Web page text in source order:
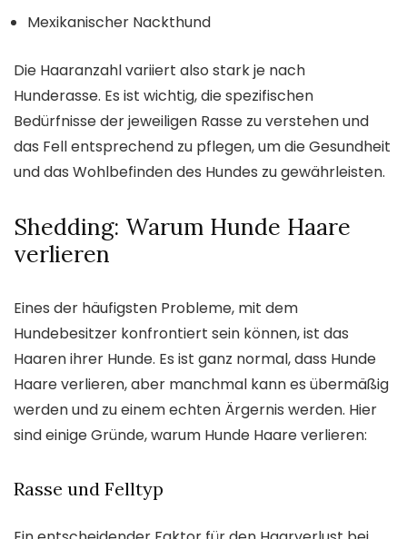
Mexikanischer Nackthund
Die Haaranzahl variiert also stark je nach
Hunderasse. Es ist wichtig, die spezifischen
Bedürfnisse der jeweiligen Rasse zu verstehen und
das Fell entsprechend zu pflegen, um die Gesundheit
und das Wohlbefinden des Hundes zu gewährleisten.
Shedding: Warum Hunde Haare
verlieren
Eines der häufigsten Probleme, mit dem
Hundebesitzer konfrontiert sein können, ist das
Haaren ihrer Hunde. Es ist ganz normal, dass Hunde
Haare verlieren, aber manchmal kann es übermäßig
werden und zu einem echten Ärgernis werden. Hier
sind einige Gründe, warum Hunde Haare verlieren:
Rasse und Felltyp